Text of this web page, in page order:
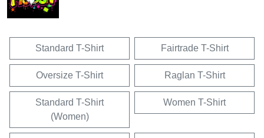
Standard T-Shirt Fairtrade T-Shirt
Oversize T-Shirt Raglan T-Shirt
Standard T-Shirt
(Women)
Women T-Shirt